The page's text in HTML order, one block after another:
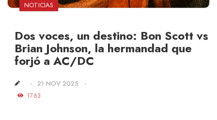
NOTICIAS
Dos voces, un destino: Bon Scott vs
Brian Johnson, la hermandad que
forjó a AC/DC
21 NOV 2025
1763